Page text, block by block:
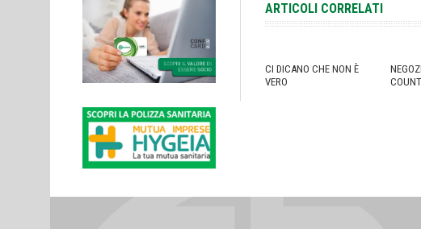
ARTICOLI CORRELATI
CI DICANO CHE NON È
VERO